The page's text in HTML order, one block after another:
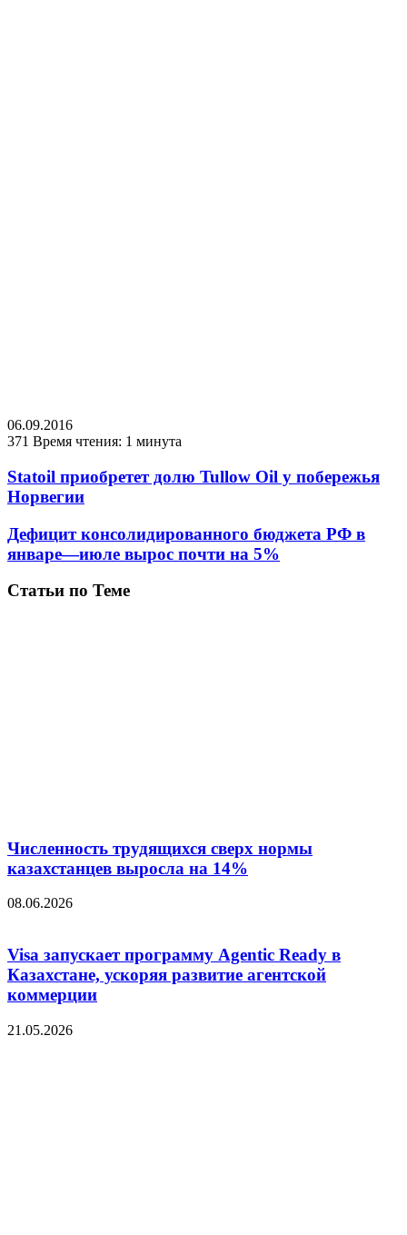
06.09.2016
371 Время чтения: 1 минута
Statoil приобретет долю Tullow Oil у побережья
Норвегии
Дефицит консолидированного бюджета РФ в
январе—июле вырос почти на 5%
Статьи по Теме
Численность трудящихся сверх нормы
казахстанцев выросла на 14%
08.06.2026
Visa запускает программу Agentic Ready в
Казахстане, ускоряя развитие агентской
коммерции
21.05.2026